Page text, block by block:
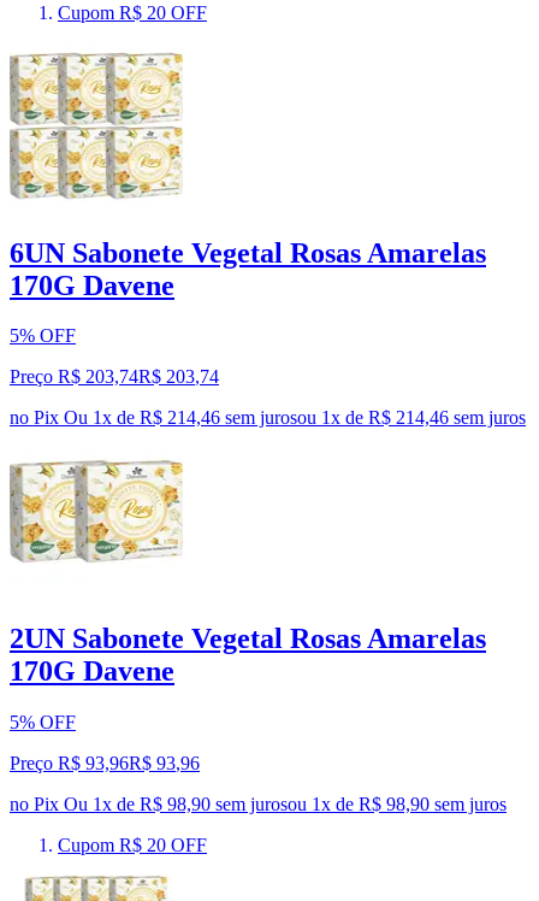
Cupom R$ 20 OFF
6UN Sabonete Vegetal Rosas Amarelas
170G Davene
5% OFF
Preço R$ 203,74R$ 203,74
no Pix Ou 1x de R$ 214,46 sem jurosou 1x de R$ 214,46 sem juros
2UN Sabonete Vegetal Rosas Amarelas
170G Davene
5% OFF
Preço R$ 93,96R$ 93,96
no Pix Ou 1x de R$ 98,90 sem jurosou 1x de R$ 98,90 sem juros
Cupom R$ 20 OFF